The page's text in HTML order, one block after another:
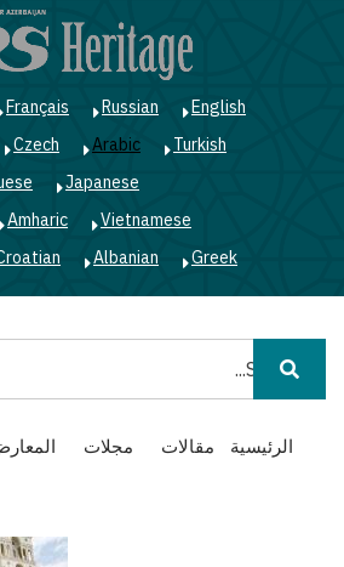
English
Russian
Français
Turkish
Arabic
Czech
Japanese
Vietnamese
Amharic
Greek
Albanian
Main
navigation
الرئيسية مقالات مجلات